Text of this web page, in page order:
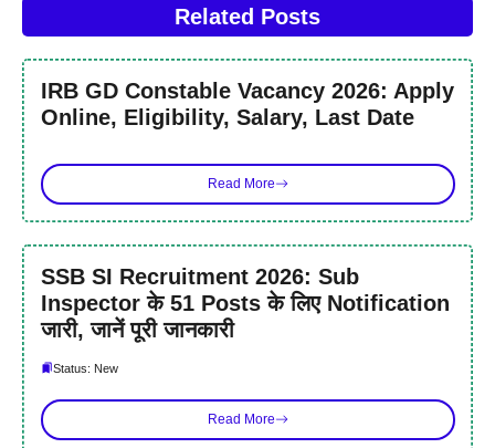
Related Posts
IRB GD Constable Vacancy 2026: Apply
Online, Eligibility, Salary, Last Date
Read More
SSB SI Recruitment 2026: Sub
Inspector के 51 Posts के लिए Notification
जारी, जानें पूरी जानकारी
Status: New
Read More